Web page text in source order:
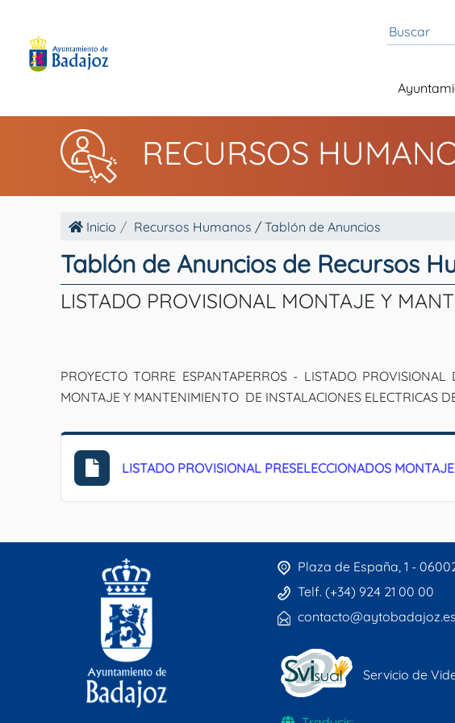
RECURSOS
Inicio Recursos Humanos / Tablón de Anuncios
Tablón de Anuncios de Recursos
LISTADO PROVISIONAL MONTAJE Y
PROYECTO TORRE ESPANTAPERROS - LISTADO PROVISIONAL
MONTAJE Y MANTENIMIENTO DE INSTALACIONES ELECTRICAS
LISTADO PROVISIONAL PRESELECCIONADOS
Plaza de España, 1 -
Telf. (+34) 924 21 00 00
contacto@aytobadajoz.es
Servicio de